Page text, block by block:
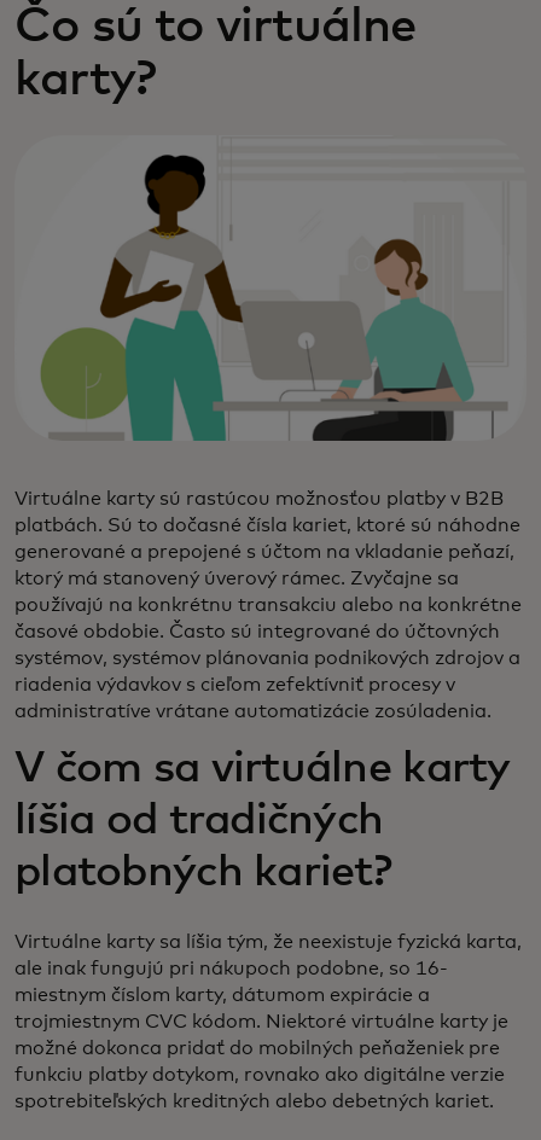
Čo sú to virtuálne
karty?
Virtuálne karty sú rastúcou možnosťou platby v B2B
platbách. Sú to dočasné čísla kariet, ktoré sú náhodne
generované a prepojené s účtom na vkladanie peňazí,
ktorý má stanovený úverový rámec. Zvyčajne sa
používajú na konkrétnu transakciu alebo na konkrétne
časové obdobie. Často sú integrované do účtovných
systémov, systémov plánovania podnikových zdrojov a
riadenia výdavkov s cieľom zefektívniť procesy v
administratíve vrátane automatizácie zosúladenia.
V čom sa virtuálne karty
líšia od tradičných
platobných kariet?
Virtuálne karty sa líšia tým, že neexistuje fyzická karta,
ale inak fungujú pri nákupoch podobne, so 16-
miestnym číslom karty, dátumom expirácie a
trojmiestnym CVC kódom. Niektoré virtuálne karty je
možné dokonca pridať do mobilných peňaženiek pre
funkciu platby dotykom, rovnako ako digitálne verzie
spotrebiteľských kreditných alebo debetných kariet.